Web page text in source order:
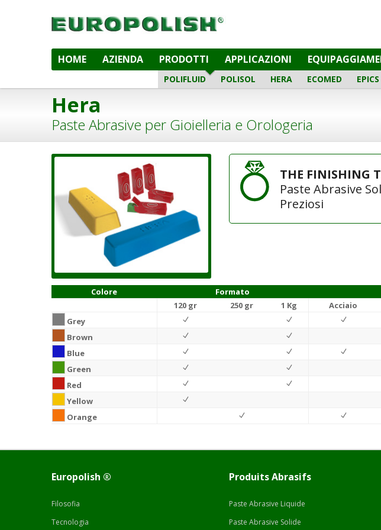
HOME AZIENDA PRODOTTI APPLICAZIONI
POLIFLUID POLISOL HERA ECOMED EPICS
Hera
Paste Abrasive per Gioielleria e Orologeria
THE FINISHING
Paste Abrasive
Preziosi
Colore Formato
120 gr
250 gr 1 Kg Acciaio
Grey
Brown
Blue
Green
Red
Yellow
Orange
Europolish ®
Filosofia
Tecnologia
Produits Abrasifs
Paste Abrasive Liquide
Paste Abrasive Solide